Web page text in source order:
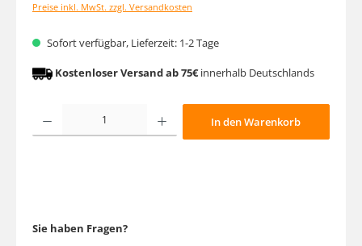
Preise inkl. MwSt. zzgl. Versandkosten
Sofort verfügbar, Lieferzeit: 1-2 Tage
Kostenloser Versand ab 75€innerhalb Deutschlands
Produkt Anzahl: Gib den gewünschten Wert ein oder benutze die
In den Warenkorb
Sie haben Fragen?